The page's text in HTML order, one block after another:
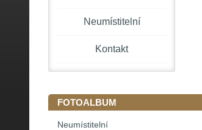
Neumístitelní
Kontakt
FOTOALBUM
Neumístitelní